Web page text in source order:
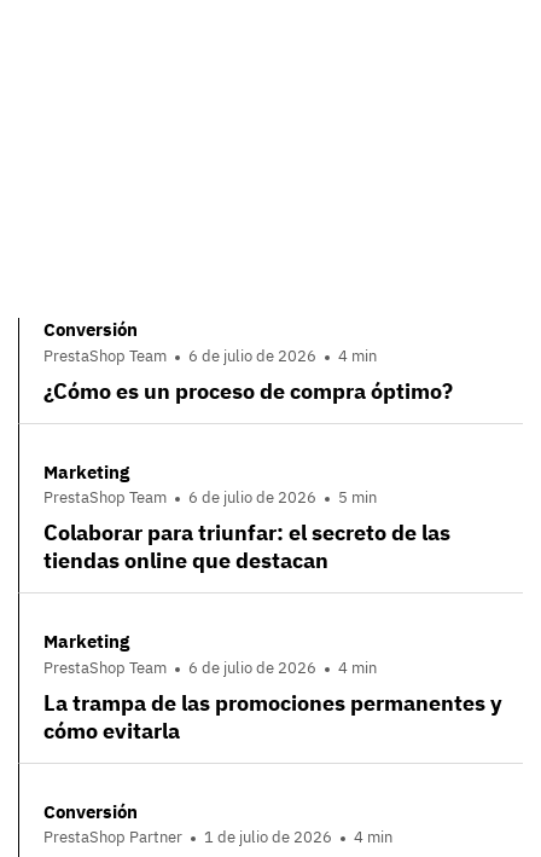
Conversión
PrestaShop Team 6 de julio de 2026 4 min
¿Cómo es un proceso de compra óptimo?
Marketing
PrestaShop Team 6 de julio de 2026 5 min
Colaborar para triunfar: el secreto de las
tiendas online que destacan
Marketing
PrestaShop Team 6 de julio de 2026 4 min
La trampa de las promociones permanentes y
cómo evitarla
Conversión
PrestaShop Partner 1 de julio de 2026 4 min